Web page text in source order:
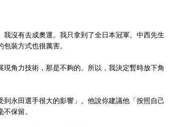
沒有去成奧運。我只拿到了全日本冠軍。中西先生
裝方式也很厲害。
角力技術，那是不夠的。所以，我決定暫時放下角
永田選手很大的影響」。他說你建議他「按照自己
保留。